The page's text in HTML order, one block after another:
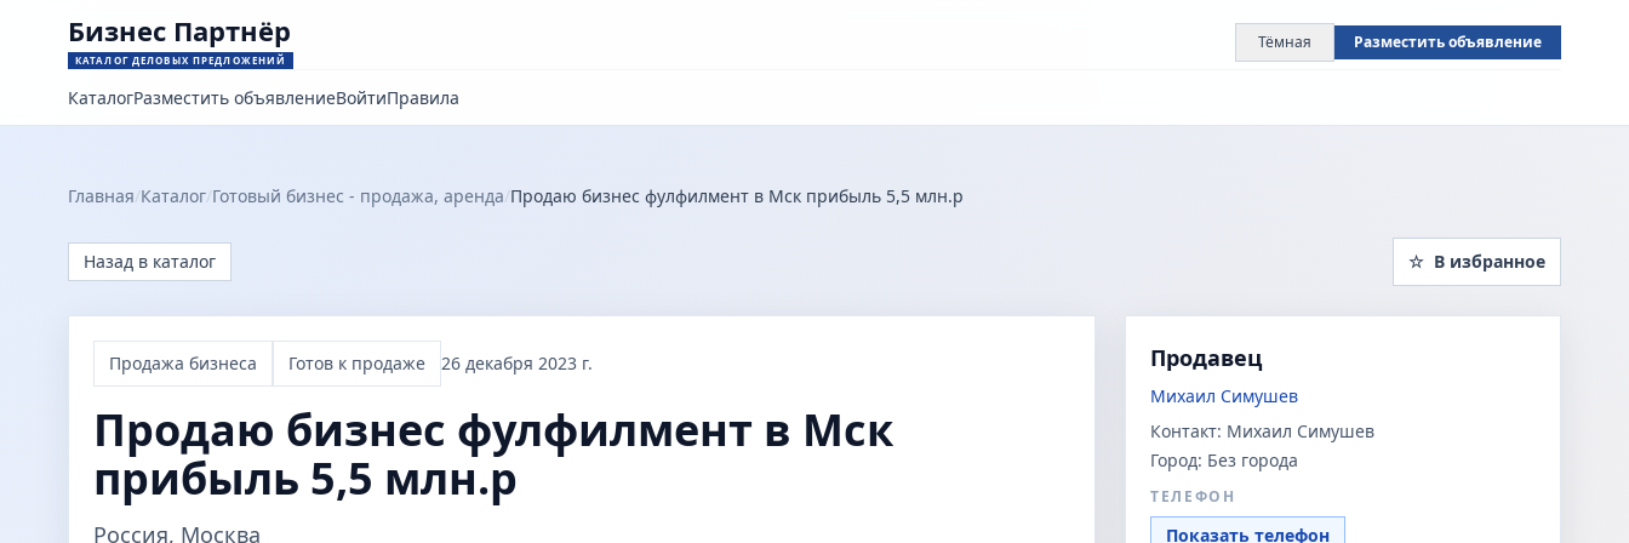
Бизнес Партнёр
КАТАЛОГ ДЕЛОВЫХ ПРЕДЛОЖЕНИЙ
Тёмная Разместить объявление
КаталогРазместить объявлениеВойтиПравила
Главная/Каталог/Готовый бизнес - продажа, аренда/Продаю бизнес фулфилмент в Мск прибыль 5,5 млн.р
Назад в каталог ☆ В избранное
Продажа бизнеса Готов к продаже 26 декабря 2023 г.
Продаю бизнес фулфилмент в Мск
прибыль 5,5 млн.р
Россия, Москва
Продавец
Михаил Симушев
Контакт: Михаил Симушев
Город: Без города
ТЕЛЕФОН
Показать телефон